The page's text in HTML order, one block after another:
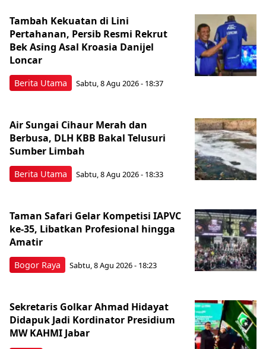
Berita Utama
Tambah Kekuatan di Lini
Pertahanan, Persib Resmi Rekrut
Bek Asing Asal Kroasia Danijel
Loncar
Sabtu, 8 Agu 2026 - 18:37
Berita Utama
Air Sungai Cihaur Merah dan
Berbusa, DLH KBB Bakal Telusuri
Sumber Limbah
Sabtu, 8 Agu 2026 - 18:33
Bogor Raya
Taman Safari Gelar Kompetisi IAPVC
ke-35, Libatkan Profesional hingga
Amatir
Sabtu, 8 Agu 2026 - 18:23
Sekretaris Golkar Ahmad Hidayat
Didapuk Jadi Kordinator Presidium
MW KAHMI Jabar